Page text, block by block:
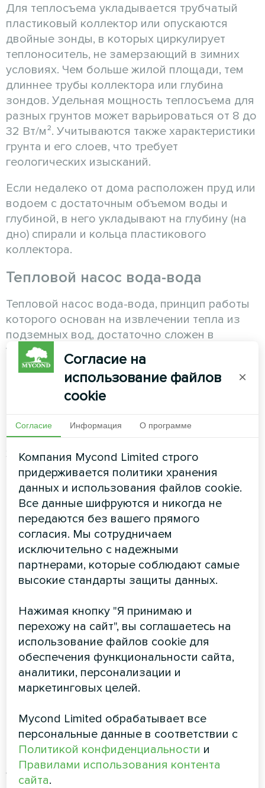
Для теплосъема укладывается трубчатый
пластиковый коллектор или опускаются
двойные зонды, в которых циркулирует
теплоноситель, не замерзающий в зимних
условиях. Чем больше жилой площади, тем
длиннее трубы коллектора или глубина
зондов. Удельная мощность теплосъема для
разных грунтов может варьироваться от 8 до
32 Вт/м². Учитываются также характеристики
грунта и его слоев, что требует
геологических изысканий.
Если недалеко от дома расположен пруд или
водоем с достаточным объемом воды и
глубиной, в него укладывают на глубину (на
дно) спирали и кольца пластикового
коллектора.
Тепловой насос вода-вода
Тепловой насос вода-вода, принцип работы
которого основан на извлечении тепла из
подземных вод, достаточно сложен в
установке. Температура воды на глубине
целый год постоянна – около +10 °С.
Для установки такого теплового насоса
горизонта, количества, качества и чистоты
воды. Его производительность по теплу или
холоду не зависит от атмосферных условий
или смены сезона. Коэффициент
преобразования энергии у водяного
теплового насоса высокий — COP до 5 и
выше, но установка и обслуживание
проблематичны.
Тепловой насос вода-вода для отопления —
выгодный вариант только при условии
грамотного подбора и расчета
высококвалифицированного монтажа и
пусконаладки.
Цена геотермального и водяного тепловых
насосов велика из-за необходимости
проведения предварительных изысканий и
Тепловой насос воздух-вода
Такой теплонасос более доступный по цене и
установке. Он наиболее подходит для
Согласие на
использование файлов
cookie
×
Согласие Информация О программе
Компания Mycond Limited строго
придерживается политики хранения
данных и использования файлов cookie.
Все данные шифруются и никогда не
передаются без вашего прямого
согласия. Мы сотрудничаем
исключительно с надежными
партнерами, которые соблюдают самые
высокие стандарты защиты данных.
Нажимая кнопку "Я принимаю и
перехожу на сайт", вы соглашаетесь на
использование файлов cookie для
обеспечения функциональности сайта,
аналитики, персонализации и
маркетинговых целей.
Mycond Limited обрабатывает все
персональные данные в соответствии с
Политикой конфиденциальности и
Правилами использования контента
сайта.